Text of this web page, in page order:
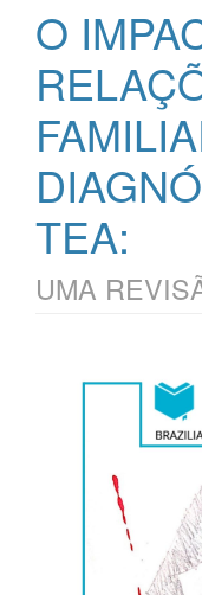
O
TEA:
UMA
lateral
artigos